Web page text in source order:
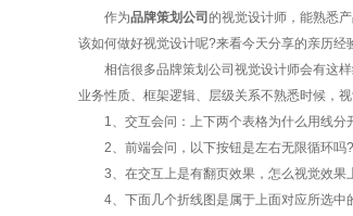
作为品牌策划公司 的视觉设计师，能熟悉
该如何做好视觉设计呢?来看今天分享的亲历经
相信很多品牌策划公司视觉设计师会有这样
业务性质、框架逻辑、层级关系不熟悉时候，
1、交互会问：上下两个表格为什么用线分
2、前端会问，以下按钮是左右无限循环吗?
3、在交互上是有翻页效果，怎么视觉效果
4、下面几个折线图是属于上面对应所选中